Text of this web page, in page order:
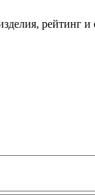
рейтинг